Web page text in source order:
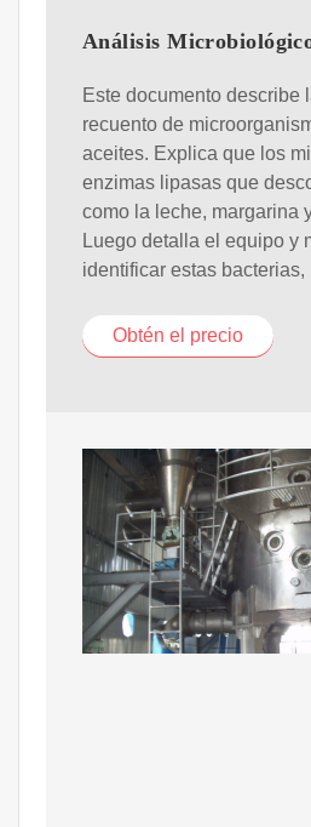
Análisis
Este documento describe
recuento de
aceites. Explica que los
enzimas lipasas que
como la leche, margarina
Luego detalla el equipo y
identificar estas
Obtén el precio